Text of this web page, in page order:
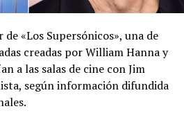
Increíble récord de “Avatar 2”
a tan solo 14 días en los
cines
«Los Supersónicos», una de
creadas por William Hanna y
a las salas de cine con Jim
según información difundida